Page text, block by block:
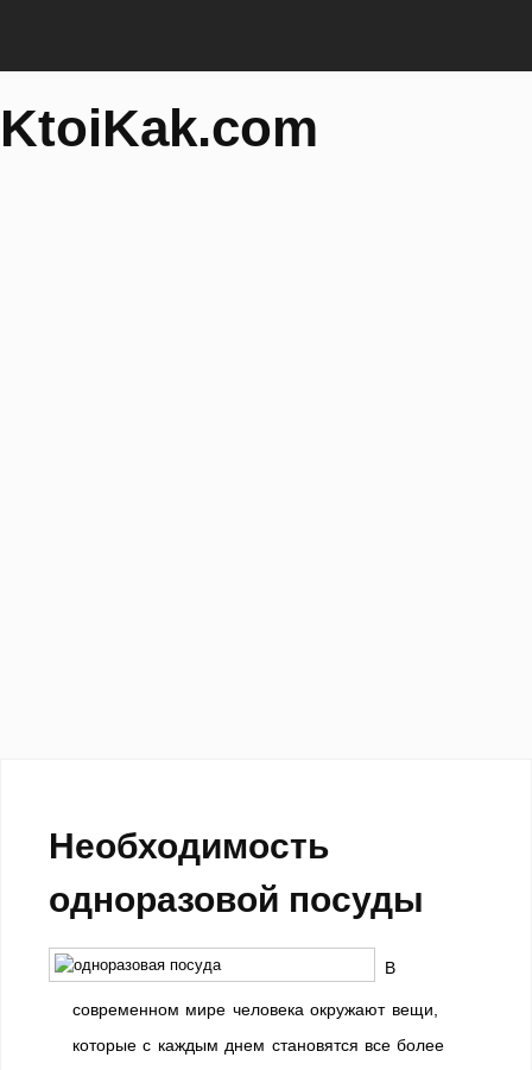
KtoiKak.com
Необходимость
одноразовой посуды
В
современном мире человека окружают вещи,
которые с каждым днем становятся все более